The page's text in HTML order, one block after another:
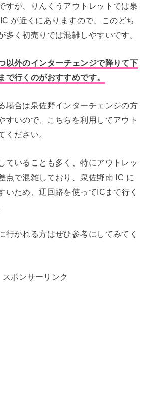
すが、りんくうアウトレットでは泉
が近くにありますので、このどち
多く初売りでは混雑しやすいです。
以外のインターチェンジで降りて下
で行くのがおすすめです。
場合は泉佐野インターチェンジの方
すいので、こちらを利用してアウト
ください。
ていることも多く、特にアウトレッ
点で混雑しており、泉佐野南 IC に
いため、迂回路を使ってICまで行く
行かれる方はぜひ参考にしてみてく
スポンサーリンク